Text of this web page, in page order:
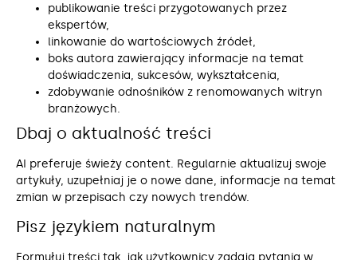
publikowanie treści przygotowanych przez
ekspertów,
linkowanie do wartościowych źródeł,
boks autora zawierający informacje na temat
doświadczenia, sukcesów, wykształcenia,
zdobywanie odnośników z renomowanych witryn
branżowych.
Dbaj o aktualność treści
AI preferuje świeży content. Regularnie aktualizuj swoje
artykuły, uzupełniaj je o nowe dane, informacje na temat
zmian w przepisach czy nowych trendów.
Pisz językiem naturalnym